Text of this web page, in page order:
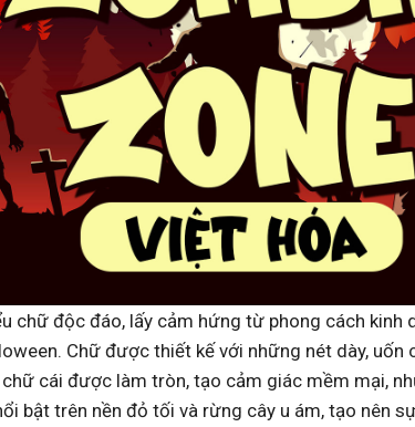
chữ độc đáo, lấy cảm hứng từ phong cách kinh
Chữ được thiết kế với những nét dày, uốn
chữ cái được làm tròn, tạo cảm giác mềm mại,
bật trên nền đỏ tối và rừng cây u ám, tạo nên